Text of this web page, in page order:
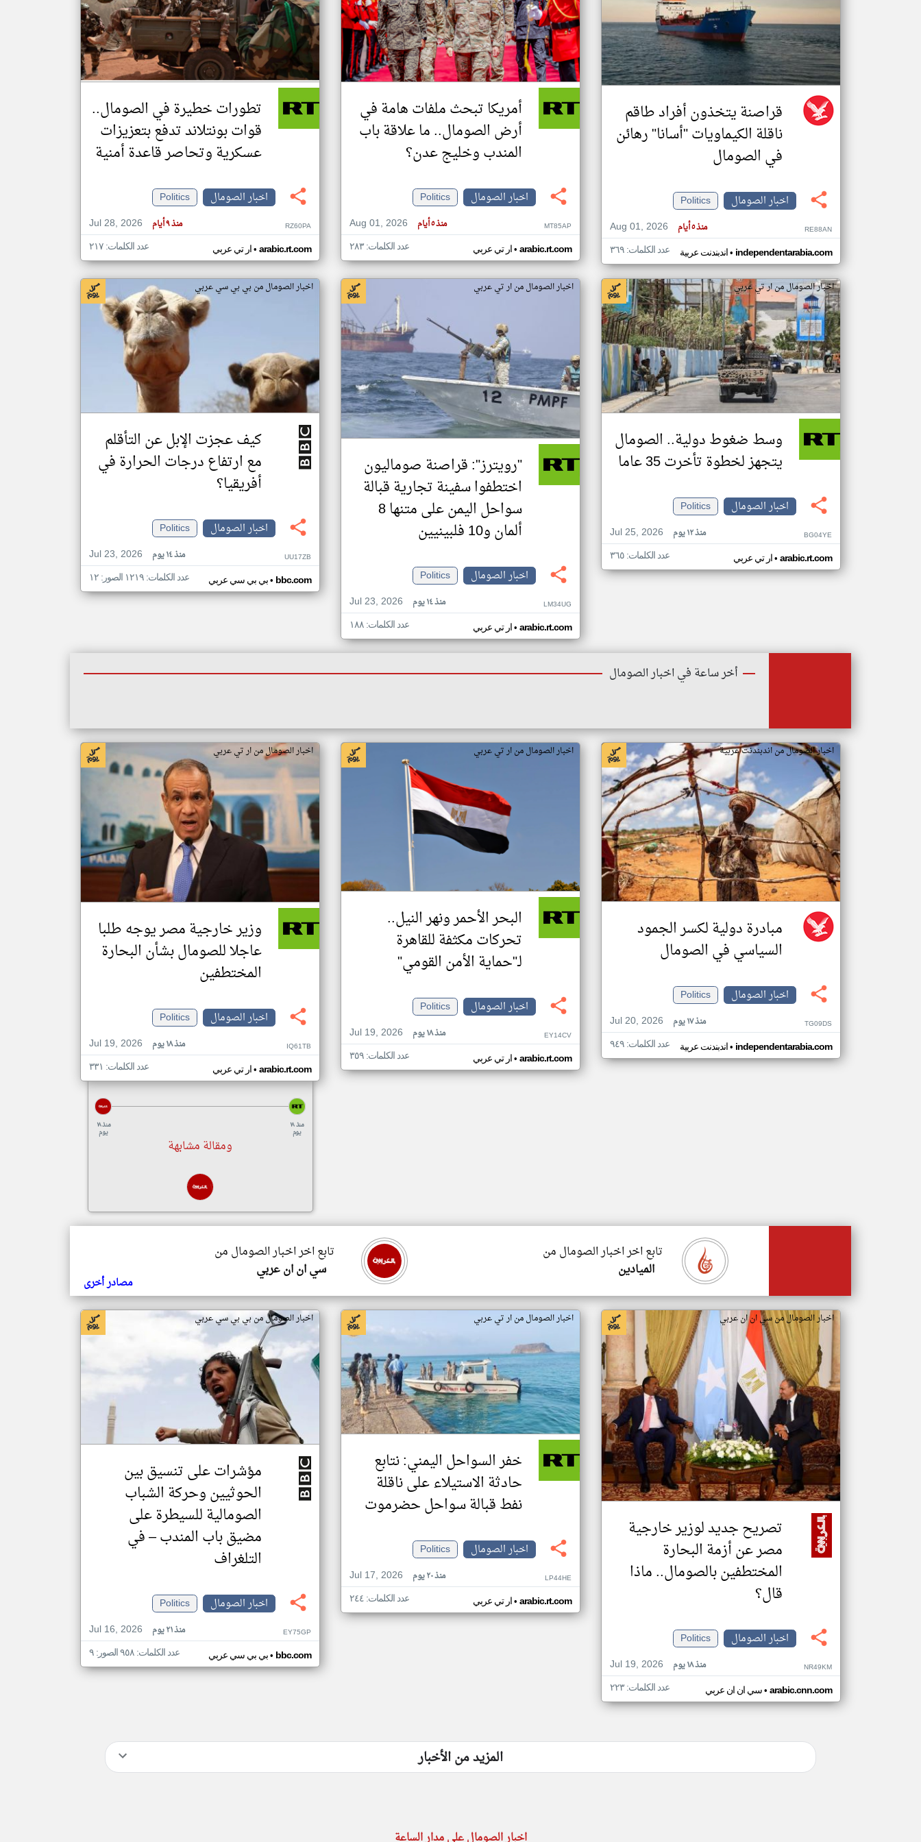
تغيير الدولة
مصادر الأخبار من الصومال
اخبار الصومال على مدار الساعة
أهم اخبار الصومال العاجلة والمباشرة
قراصنة يتخذون أفراد طاقم
ناقلة الكيماويات "أسانا" رهائن
في الصومال
اخبار الصومال
Politics
Aug 01, 2026
منذ ٥ أيام RE88AN
اندبندنت عربية• independentarabia.com عدد الكلمات: ٣٦٩
أمريكا تبحث ملفات هامة في
أرض الصومال.. ما علاقة باب
المندب وخليج عدن؟
اخبار الصومال
Politics
Aug 01, 2026
منذ ٥ أيام MT85AP
ار تي عربي• arabic.rt.com عدد الكلمات: ٢٨٣
تطورات خطيرة في الصومال..
قوات بونتلاند تدفع بتعزيزات
عسكرية وتحاصر قاعدة أمنية
اخبار الصومال
Politics
Jul 28, 2026
منذ ٩ أيام RZ60PA
ار تي عربي• arabic.rt.com عدد الكلمات: ٢١٧
اخبار الصومال من ار تي عربي
وسط ضغوط دولية.. الصومال
يتجهز لخطوة تأخرت 35 عاما
اخبار الصومال
Politics
Jul 25, 2026
منذ ١٢ يوم BG04YE
ار تي عربي• arabic.rt.com عدد الكلمات: ٣٦٥
اخبار الصومال من ار تي عربي
"رويترز": قراصنة صوماليون
اختطفوا سفينة تجارية قبالة
سواحل اليمن على متنها 8
ألمان و10 فلبينيين
اخبار الصومال
Politics
Jul 23, 2026
منذ ١٤ يوم LM34UG
ار تي عربي• arabic.rt.com عدد الكلمات: ١٨٨
اخبار الصومال من بي بي سي عربي
كيف عجزت الإبل عن التأقلم
مع ارتفاع درجات الحرارة في
أفريقيا؟
اخبار الصومال
Politics
Jul 23, 2026
منذ ١٤ يوم UU17ZB
بي بي سي عربي• bbc.com عدد الكلمات: ١٢١٩ الصور: ١٢
أخر ساعة في اخبار الصومال
اخبار الصومال من اندبندنت عربية
مبادرة دولية لكسر الجمود
السياسي في الصومال
اخبار الصومال
Politics
Jul 20, 2026
منذ ١٧ يوم TG09DS
اندبندنت عربية• independentarabia.com عدد الكلمات: ٩٤٩
اخبار الصومال من ار تي عربي
البحر الأحمر ونهر النيل..
تحركات مكثفة للقاهرة
لـ"حماية الأمن القومي"
اخبار الصومال
Politics
Jul 19, 2026
منذ ١٨ يوم EY14CV
ار تي عربي• arabic.rt.com عدد الكلمات: ٣٥٩
اخبار الصومال من ار تي عربي
وزير خارجية مصر يوجه طلبا
عاجلا للصومال بشأن البحارة
المختطفين
اخبار الصومال
Politics
Jul 19, 2026
منذ ١٨ يوم IQ61TB
ار تي عربي• arabic.rt.com عدد الكلمات: ٣٣١
منذ ١٨
يوم
منذ ١٨
يوم
ومقالة مشابهة
تابع اخر اخبار الصومال من
سي ان ان عربي
تابع اخر اخبار الصومال من
الميادين
مصادر أخرى
اخبار الصومال من سي ان ان عربي
تصريح جديد لوزير خارجية
مصر عن أزمة البحارة
المختطفين بالصومال.. ماذا
قال؟
اخبار الصومال
Politics
Jul 19, 2026
منذ ١٨ يوم NR49KM
سي ان ان عربي• arabic.cnn.com عدد الكلمات: ٢٢٣
اخبار الصومال من ار تي عربي
خفر السواحل اليمني: نتابع
حادثة الاستيلاء على ناقلة
نفط قبالة سواحل حضرموت
اخبار الصومال
Politics
Jul 17, 2026
منذ ٢٠ يوم LP44HE
ار تي عربي• arabic.rt.com عدد الكلمات: ٢٤٤
اخبار الصومال من بي بي سي عربي
مؤشرات على تنسيق بين
الحوثيين وحركة الشباب
الصومالية للسيطرة على
مضيق باب المندب – في
التلغراف
اخبار الصومال
Politics
Jul 16, 2026
منذ ٢١ يوم EY75GP
بي بي سي عربي• bbc.com عدد الكلمات: ٩٥٨ الصور: ٩
المزيد من الأخبار
klyoum.com